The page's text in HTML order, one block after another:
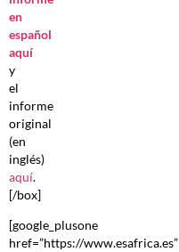
en
español
aquí
y
el
informe
original
(en
inglés)
aquí.
[/box]
[google_plusone
href=”https://www.esafrica.es”